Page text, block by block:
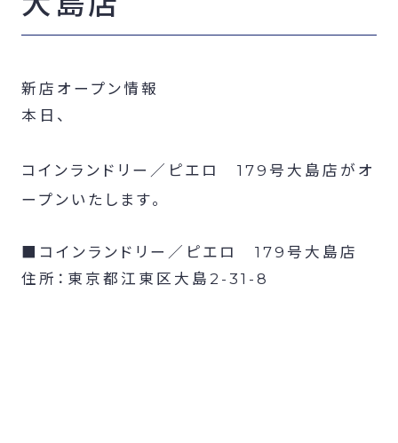
新店オープン情報
本日、
コインランドリー／ピエロ 179号大島店がオ
ープンいたします。
■コインランドリー／ピエロ 179号大島店
住所：東京都江東区大島2-31-8